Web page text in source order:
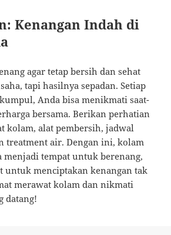
Kenangan Indah di
agar tetap bersih dan sehat
tapi hasilnya sepadan. Setiap
Anda bisa menikmati saat-
bersama. Berikan perhatian
kolam, alat pembersih, jadwal
treatment air. Dengan ini, kolam
menjadi tempat untuk berenang,
untuk menciptakan kenangan tak
merawat kolam dan nikmati
datang!